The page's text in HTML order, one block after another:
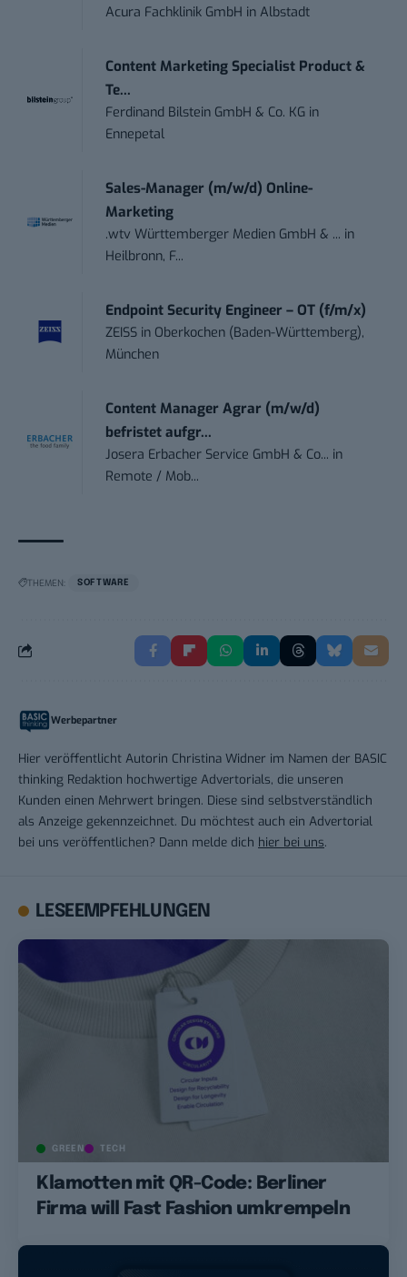
Acura Fachklinik GmbH inAlbstadt
Content Marketing Specialist Product &
Te...
Ferdinand Bilstein GmbH & Co. KG in
Ennepetal
Sales-Manager (m/w/d) Online-
Marketing
.wtv Württemberger Medien GmbH & ... in
Heilbronn, F...
Endpoint Security Engineer – OT (f/m/x)
ZEISS in Oberkochen (Baden-Württemberg),
München
Content Manager Agrar (m/w/d)
befristet aufgr...
Josera Erbacher Service GmbH & Co... in
Remote / Mob...
THEMEN: SOFTWARE
Werbepartner
Hier veröffentlicht Autorin Christina Widner im Namen der BASIC
thinking Redaktion hochwertige Advertorials, die unseren
Kunden einen Mehrwert bringen. Diese sind selbstverständlich
als Anzeige gekennzeichnet. Du möchtest auch ein Advertorial
bei uns veröffentlichen? Dann melde dich hier bei uns.
LESEEMPFEHLUNGEN
GREEN TECH
Klamotten mit QR-Code: Berliner
Firma will Fast Fashion umkrempeln